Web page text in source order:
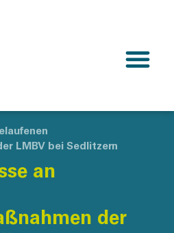
LMBV bei Sedlitzern
an
der